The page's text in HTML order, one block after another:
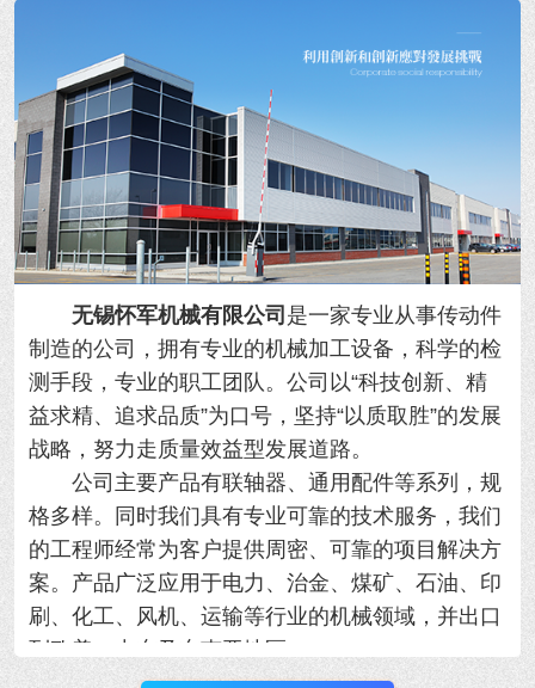
无锡怀军机械有限公司 是一家专业从事传动件
制造的公司，拥有专业的机械加工设备，科学的检
测手段，专业的职工团队。公司以“科技创新、精
益求精、追求品质”为口号，坚持“以质取胜”的发展
战略，努力走质量效益型发展道路。
公司主要产品有联轴器、通用配件等系列，规
格多样。同时我们具有专业可靠的技术服务，我们
的工程师经常为客户提供周密、可靠的项目解决方
案。产品广泛应用于电力、治金、煤矿、石油、印
刷、化工、风机、运输等行业的机械领域，并出口
到欧美、中东及东南亚地区。
我公司优势：规模大、产品全、质量好、工期